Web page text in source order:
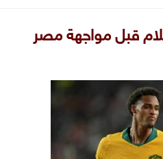
قبل مواجهة مصر